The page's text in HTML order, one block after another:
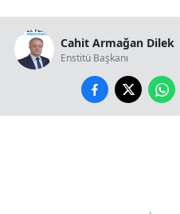
Cahit Armağan Dilek
Enstitü Başkanı